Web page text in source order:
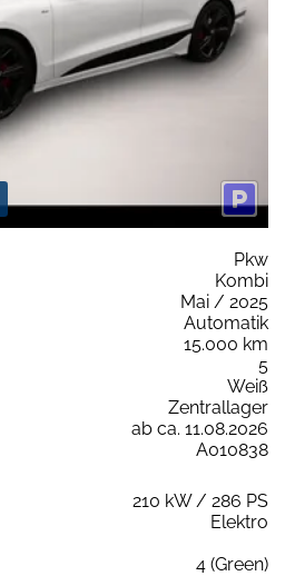
Pkw
Kombi
Mai / 2025
Automatik
15.000 km
5
Weiß
Zentrallager
ab ca. 11.08.2026
A010838
210 kW / 286 PS
Elektro
4 (Green)